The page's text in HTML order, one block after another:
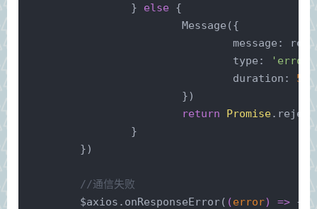
		}
else {
			Message({
message :
type : 'error'
duration : 5
			})
return
Promise
		}
	})
//通信失败
	$axios.onResponseError(
(error) => {